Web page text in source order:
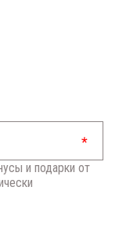
и подарки от